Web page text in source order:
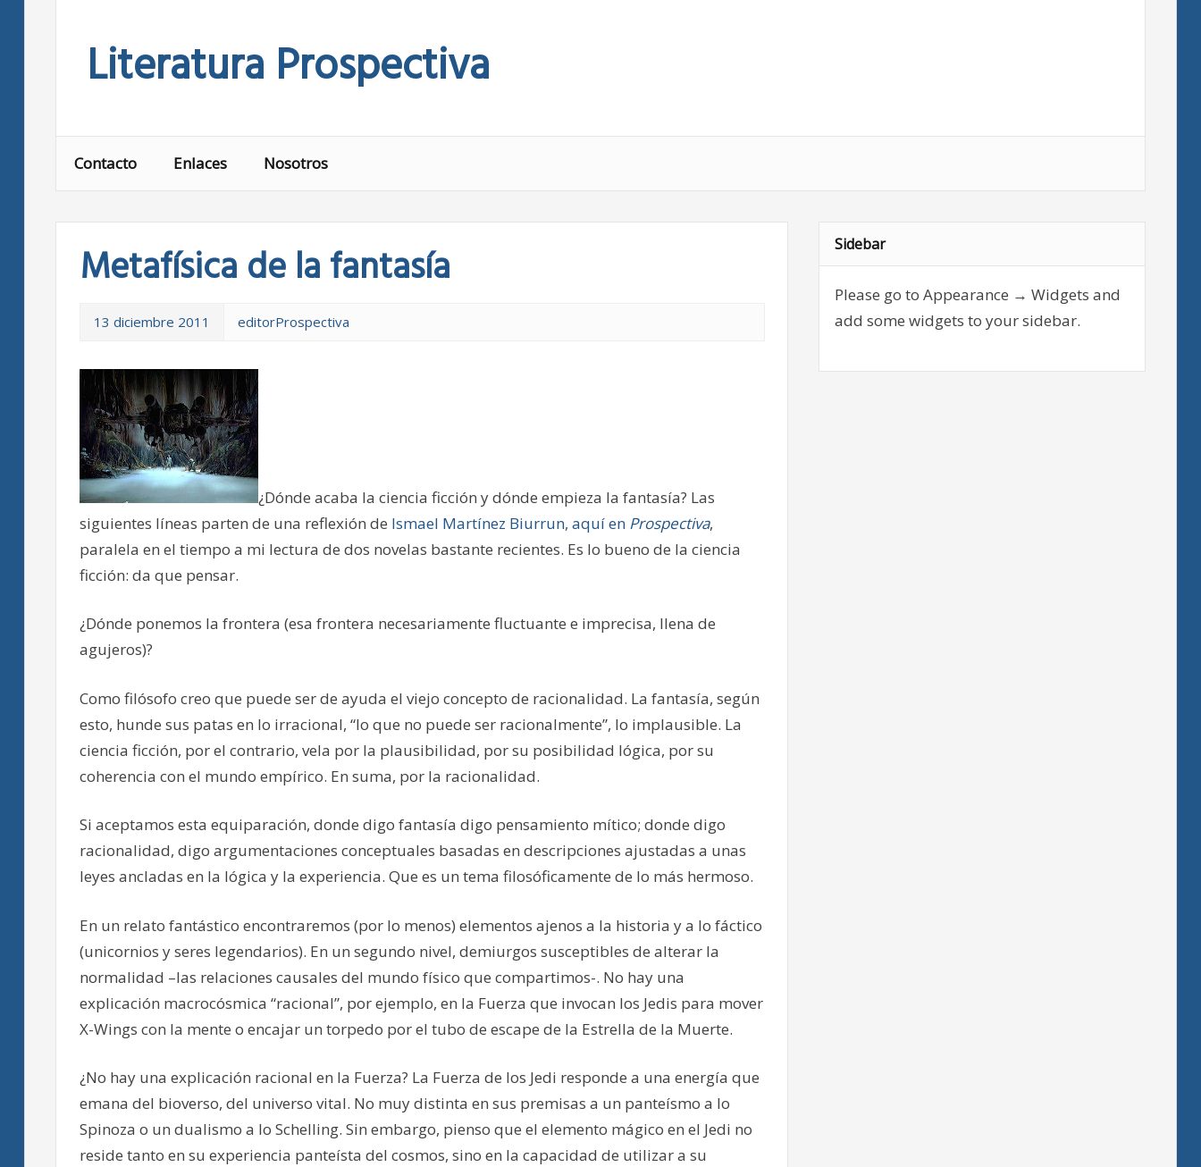
Literatura Prospectiva
Contacto Enlaces Nosotros
Metafísica de la fantasía
13 diciembre 2011 editorProspectiva
¿Dónde acaba la ciencia ficción y dónde empieza la fantasía? Las
siguientes líneas parten de una reflexión de Ismael Martínez Biurrun, aquí en Prospectiva,
paralela en el tiempo a mi lectura de dos novelas bastante recientes. Es lo bueno de la ciencia
ficción: da que pensar.
¿Dónde ponemos la frontera (esa frontera necesariamente fluctuante e imprecisa, llena de
agujeros)?
Como filósofo creo que puede ser de ayuda el viejo concepto de racionalidad. La fantasía, según
esto, hunde sus patas en lo irracional, “lo que no puede ser racionalmente”, lo implausible. La
ciencia ficción, por el contrario, vela por la plausibilidad, por su posibilidad lógica, por su
coherencia con el mundo empírico. En suma, por la racionalidad.
Si aceptamos esta equiparación, donde digo fantasía digo pensamiento mítico; donde digo
racionalidad, digo argumentaciones conceptuales basadas en descripciones ajustadas a unas
leyes ancladas en la lógica y la experiencia. Que es un tema filosóficamente de lo más hermoso.
En un relato fantástico encontraremos (por lo menos) elementos ajenos a la historia y a lo fáctico
(unicornios y seres legendarios). En un segundo nivel, demiurgos susceptibles de alterar la
normalidad –las relaciones causales del mundo físico que compartimos-. No hay una
explicación macrocósmica “racional”, por ejemplo, en la Fuerza que invocan los Jedis para mover
X-Wings con la mente o encajar un torpedo por el tubo de escape de la Estrella de la Muerte.
¿No hay una explicación racional en la Fuerza? La Fuerza de los Jedi responde a una energía que
emana del bioverso, del universo vital. No muy distinta en sus premisas a un panteísmo a lo
Spinoza o un dualismo a lo Schelling. Sin embargo, pienso que el elemento mágico en el Jedi no
reside tanto en su experiencia panteísta del cosmos, sino en la capacidad de utilizar a su
Sidebar
Please go to Appearance → Widgets and
add some widgets to your sidebar.